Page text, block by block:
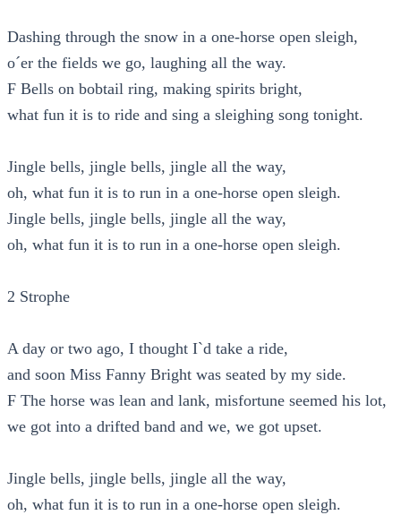
Dashing through the snow in a one-horse open sleigh,
o´er the fields we go, laughing all the way.
F Bells on bobtail ring, making spirits bright,
what fun it is to ride and sing a sleighing song tonight.
Jingle bells, jingle bells, jingle all the way,
oh, what fun it is to run in a one-horse open sleigh.
Jingle bells, jingle bells, jingle all the way,
oh, what fun it is to run in a one-horse open sleigh.
2 Strophe
A day or two ago, I thought I`d take a ride,
and soon Miss Fanny Bright was seated by my side.
F The horse was lean and lank, misfortune seemed his lot,
we got into a drifted band and we, we got upset.
Jingle bells, jingle bells, jingle all the way,
oh, what fun it is to run in a one-horse open sleigh.